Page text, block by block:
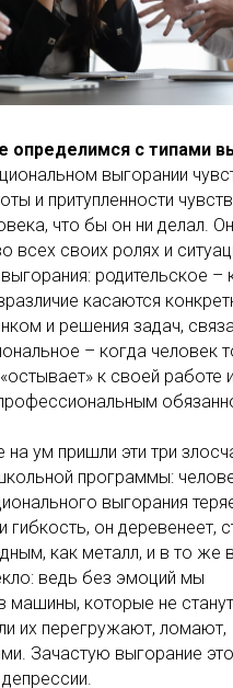
определимся с типами
выгорании
и притупленности чувств
что бы он ни делал.
всех своих ролях и
родительское –
касаются
и решения задач,
– когда человек
к своей работе и
на ум пришли эти три
программы:
выгорания
гибкость, он деревенеет,
как металл, и в то же
ведь без эмоций мы
машины, которые не станут
их перегружают, ломают,
Зачастую выгорание